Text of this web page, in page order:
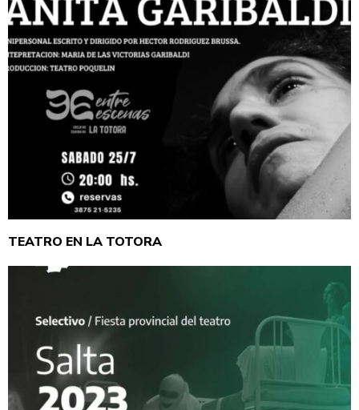
TEATRO EN LA TOTORA